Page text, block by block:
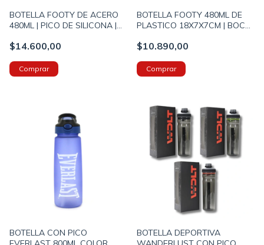
BOTELLA FOOTY DE ACERO
480ML | PICO DE SILICONA |
GAMER COLOR AZUL
$14.600,00
BOTELLA FOOTY 480ML DE
PLASTICO 18X7X7CM | BOCA
AGARRE | KOALA LILA
$10.890,00
BOTELLA CON PICO
BOTELLA DEPORTIVA